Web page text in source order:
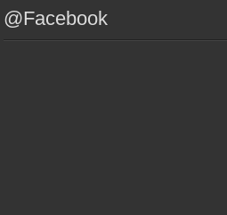
@Facebook